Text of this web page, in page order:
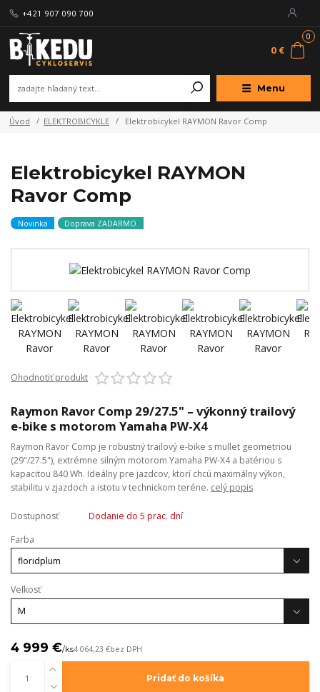
Menu
+421 907 090 700
0
0 €
Úvod ELEKTROBICYKLE Elektrobicykel RAYMON Ravor Comp
Elektrobicykel RAYMON
Ravor Comp
Novinka Doprava ZADARMO
Ohodnotiť produkt
Raymon Ravor Comp 29/27.5" – výkonný trailový
e-bike s motorom Yamaha PW-X4
Raymon Ravor Comp je robustný trailový e-bike s mullet geometriou
(29"/27.5"), extrémne silným motorom Yamaha PW-X4 a batériou s
kapacitou 840 Wh. Ideálny pre jazdcov, ktorí chcú maximálny výkon,
stabilitu v zjazdoch a istotu v technickom teréne. celý popis
Dostupnosť
Dodanie do 5 prac. dní
Farba
Veľkosť
4 999 €/ks4 064,23 €bez DPH
Pridať do košíka